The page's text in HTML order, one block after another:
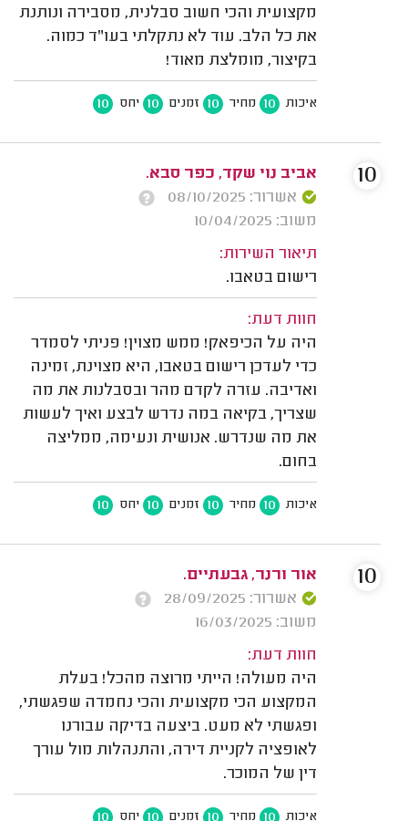
מקצועית והכי חשוב סבלנית, מסבירה ונותנת
את כל הלב. עוד לא נתקלתי בעו"ד כמוה.
בקיצור, מומלצת מאוד!
איכות 10 מחיר 10 זמנים 10 יחס 10
אביב נוי שקד, כפר סבא.
אשרור: 08/10/2025
משוב: 10/04/2025
תיאור השירות:
רישום בטאבו.
חוות דעת:
היה על הכיפאק! ממש מצוין! פניתי לסמדר
כדי לעדכן רישום בטאבו, היא מצוינת, זמינה
ואדיבה. עזרה לקדם מהר ובסבלנות את מה
שצריך, בקיאה במה נדרש לבצע ואיך לעשות
את מה שנדרש. אנושית ונעימה, ממליצה
בחום.
איכות 10 מחיר 10 זמנים 10 יחס 10
10
אור ורנר, גבעתיים.
אשרור: 28/09/2025
משוב: 16/03/2025
חוות דעת:
היה מעולה! הייתי מרוצה מהכל! בעלת
המקצוע הכי מקצועית והכי נחמדה שפגשתי,
ופגשתי לא מעט. ביצעה בדיקה עבורנו
לאופציה לקניית דירה, והתנהלות מול עורך
דין של המוכר.
איכות 10 מחיר 10 זמנים 10 יחס 10
10